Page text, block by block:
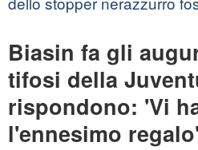
Biasin fa gli
tifosi della
rispondono: 'Vi
l'ennesimo regalo'